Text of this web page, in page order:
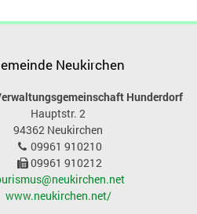
Neukirchen
Hunderdorf
Hauptstr. 2
94362 Neukirchen
09961 910210
09961 910212
www.neukirchen.net/